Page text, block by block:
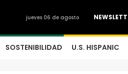
jueves 06 de agosto
SOSTENIBILIDAD U.S. HISPANIC